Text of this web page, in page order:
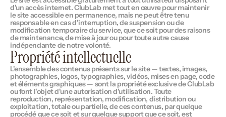
d'un accès internet. ClubLab met tout en œuvre pour maintenir
le site accessible en permanence, mais ne peut être tenu
responsable en cas d'interruption, de suspension ou de
modification temporaire du service, que ce soit pour des raisons
de maintenance, de mise à jour ou pour toute autre cause
indépendante de notre volonté.
Propriété intellectuelle
L'ensemble des contenus présents sur le site — textes, images,
photographies, logos, typographies, vidéos, mises en page, code
et éléments graphiques — sont la propriété exclusive de ClubLab
ou font l'objet d'une autorisation d'utilisation. Toute
reproduction, représentation, modification, distribution ou
exploitation, totale ou partielle, de ces contenus, par quelque
procédé que ce soit et sur quelque support que ce soit, est